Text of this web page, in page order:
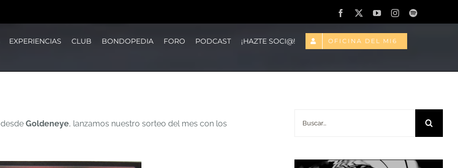
Facebook
X YouTubeInstagramSpotify
EXPERIENCIAS CLUB BONDOPEDIA FORO PODCAST ¡HAZTE SOCI@! OFICINA DEL MI6
desde Goldeneye, lanzamos nuestro sorteo del mes con los